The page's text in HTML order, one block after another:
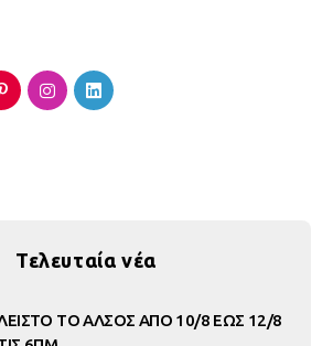
Τελευταία νέα
ΤΟ ΑΛΣΟΣ ΑΠΟ 10/8 ΕΩΣ 12/8